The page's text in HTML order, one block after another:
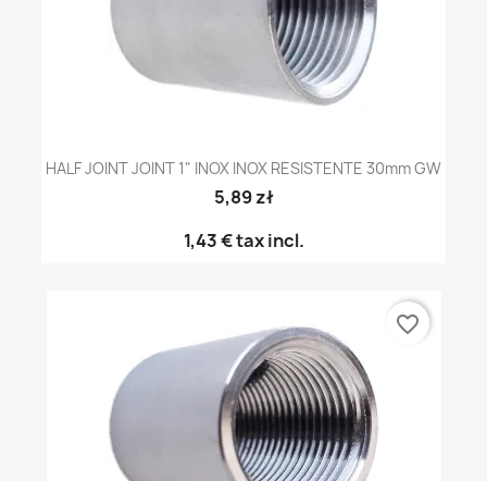
HALF JOINT JOINT 1" INOX INOX RESISTENTE 30mm GW
5,89 zł
1,43 €tax incl.
favorite_border